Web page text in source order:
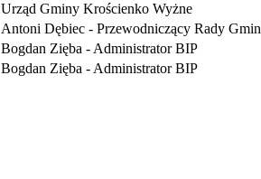
Urząd Gminy Krościenko Wyżne
Antoni Dębiec - Przewodniczący Rady
Bogdan Zięba - Administrator BIP
Bogdan Zięba - Administrator BIP